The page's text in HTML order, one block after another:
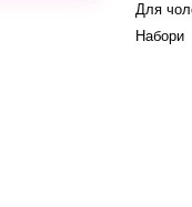
Для
Набори